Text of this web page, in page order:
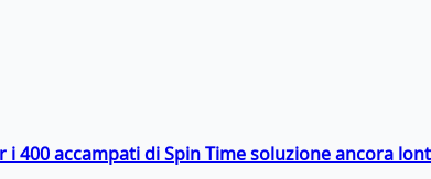
i 400 accampati di Spin Time soluzione ancora